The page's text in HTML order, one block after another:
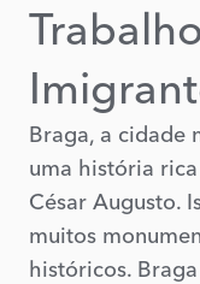
Braga, a cidade
uma história
César Augusto.
muitos
históricos.